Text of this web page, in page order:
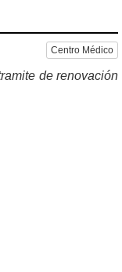
Centro Médico
de renovación